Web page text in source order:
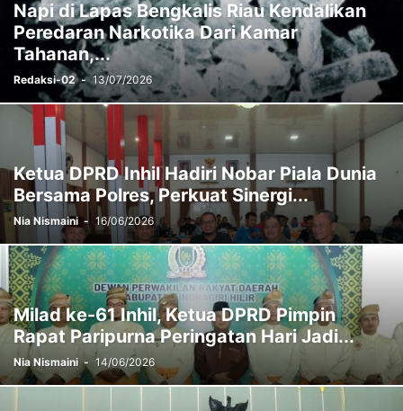
Napi di Lapas Bengkalis Riau Kendalikan
Peredaran Narkotika Dari Kamar
Tahanan,...
Redaksi-02 - 13/07/2026
Ketua DPRD Inhil Hadiri Nobar Piala Dunia
Bersama Polres, Perkuat Sinergi...
Nia Nismaini - 16/06/2026
Milad ke-61 Inhil, Ketua DPRD Pimpin
Rapat Paripurna Peringatan Hari Jadi...
Nia Nismaini - 14/06/2026